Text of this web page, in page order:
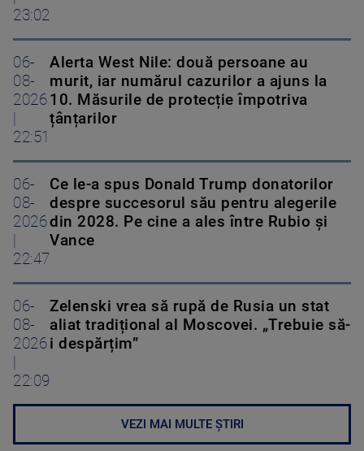
23:02
06-
08-
2026
22:51
Alerta West Nile: două persoane au
murit, iar numărul cazurilor a ajuns la
10. Măsurile de protecție împotriva
țânțarilor
06-
08-
2026
22:47
Ce le-a spus Donald Trump donatorilor
despre succesorul său pentru alegerile
din 2028. Pe cine a ales între Rubio și
Vance
06-
08-
2026
22:09
Zelenski vrea să rupă de Rusia un stat
aliat tradițional al Moscovei. „Trebuie să-
i despărțim”
VEZI MAI MULTE ȘTIRI